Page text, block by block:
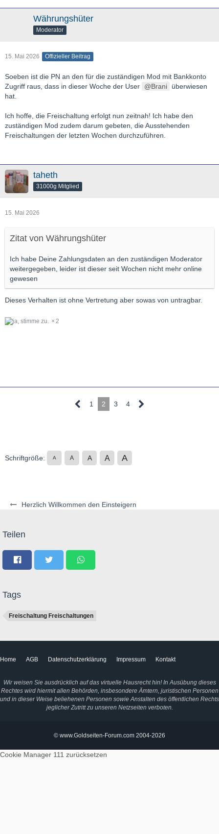
Herzlich Willkommen den Einsteigern
Währungshüter
Moderator
15. Mai 2026 Offizieller Beitrag
Soeben ist die PN an den für die zuständigen Mod mit Bankkonto
Zugriff raus, dass in dieser Woche der User
Brani
überwiesen
hat.
Ich hoffe, die Freischaltung erfolgt nun zeitnah! Ich habe den
zuständigen Mod zudem darum gebeten, die Ausstehenden
Freischaltungen der letzten Wochen durchzuführen.
taheth
31000g Mitglied
15. Mai 2026
Zitat von Währungshüter
Ich habe Deine Zahlungsdaten an den zuständigen Moderator
weitergegeben, leider ist dieser seit Wochen nicht mehr online
gewesen
Dieses Verhalten ist ohne Vertretung aber sowas von untragbar.
2
1 2 3 4
Schriftgröße: A A A A A
Teilen
Tags
Freischaltung Freischaltungen
Home AGB Datenschutzerklärung Impressum Kontakt
Wir weisen Sie ausdrücklich auf das virtuelle Hausrecht hin! In Ausübung dieses
Rechtes wird hiermit allen Behörden, insbesondere Ämtern, juristischen Personen
und in dieser Weise beliehenen Personen sowie Anstalten des öffentlichen Rechts
jeglicher Zutritt zu unseren Netzseiten verboten.
© www.Goldseiten-Forum.com 2004-2026
Cookie Manager 111 zurücksetzen